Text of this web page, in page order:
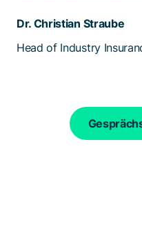
Dr. Christian Straube
Head of Industry